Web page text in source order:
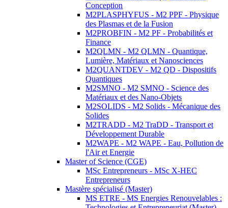
Conception
M2PLASPHYFUS - M2 PPF - Physique
des Plasmas et de la Fusion
M2PROBFIN - M2 PF - Probabilités et
Finance
M2QLMN - M2 QLMN - Quantique,
Lumière, Matériaux et Nanosciences
M2QUANTDEV - M2 QD - Dispositifs
Quantiques
M2SMNO - M2 SMNO - Science des
Matériaux et des Nano-Objets
M2SOLIDS - M2 Solids - Mécanique des
Solides
M2TRADD - M2 TraDD - Transport et
Développement Durable
M2WAPE - M2 WAPE - Eau, Pollution de
l'Air et Energie
Master of Science (CGE)
MSc Entrepreneurs - MSc X-HEC
Entrepreneurs
Mastère spécialisé (Master)
MS ETRE - MS Energies Renouvelables :